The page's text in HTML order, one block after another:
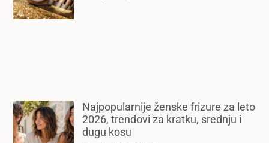
Najpopularnije ženske frizure za leto
2026, trendovi za kratku, srednju i
dugu kosu